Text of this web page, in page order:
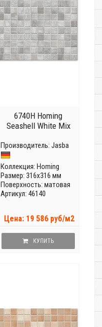
6740H Homing
Seashell White Mix
Производитель: Jasba
Коллекция: Homing
Размер: 316x316 мм
Поверхность: матовая
Артикул: 46140
Цена: 19 586 руб/м2
КУПИТЬ